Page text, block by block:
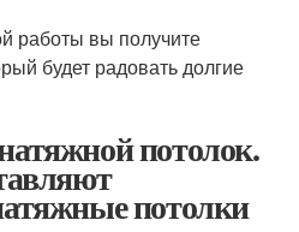
работы вы получите
будет радовать долгие
потолок.
потолки